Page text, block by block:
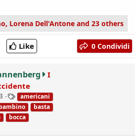
, Lorena Dell'Antone and 23 others
Like 0 Condividi
I
T
a
g
s
americani
basta
bocca